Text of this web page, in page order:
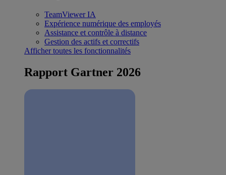
TeamViewer IA
Expérience numérique des employés
Assistance et contrôle à distance
Gestion des actifs et correctifs
Afficher toutes les fonctionnalités
Rapport Gartner 2026